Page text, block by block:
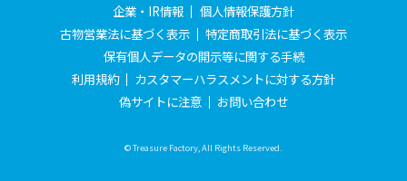
企業・IR情報
個人情報保護方針
古物営業法に基づく表示
特定商取引法に基づく表示
保有個人データの開示等に関する手続
利用規約
カスタマーハラスメントに対する方針
偽サイトに注意
お問い合わせ
© Treasure Factory, All Rights Reserved.